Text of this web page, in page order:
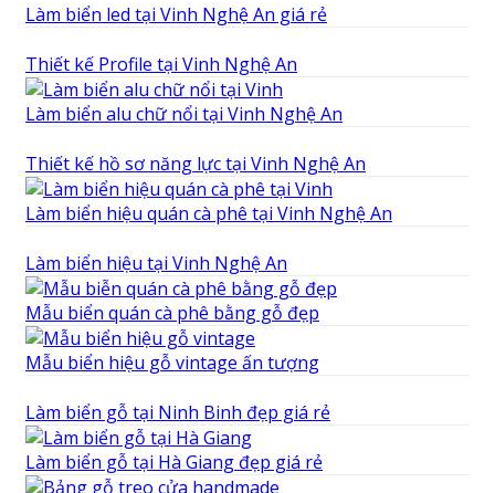
Làm biển led tại Vinh Nghệ An giá rẻ
Thiết kế Profile tại Vinh Nghệ An
Làm biển alu chữ nổi tại Vinh Nghệ An
Thiết kế hồ sơ năng lực tại Vinh Nghệ An
Làm biển hiệu quán cà phê tại Vinh Nghệ An
Làm biển hiệu tại Vinh Nghệ An
Mẫu biển quán cà phê bằng gỗ đẹp
Mẫu biển hiệu gỗ vintage ấn tượng
Làm biển gỗ tại Ninh Binh đẹp giá rẻ
Làm biển gỗ tại Hà Giang đẹp giá rẻ